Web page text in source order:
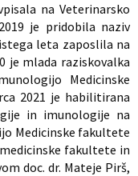
na Veterinarsko
je pridobila naziv
leta zaposlila na
je mlada raziskovalka
Medicinske
2021 je habilitirana
in imunologije na
Medicinske fakultete
fakultete in
doc. dr. Mateje Pirš,